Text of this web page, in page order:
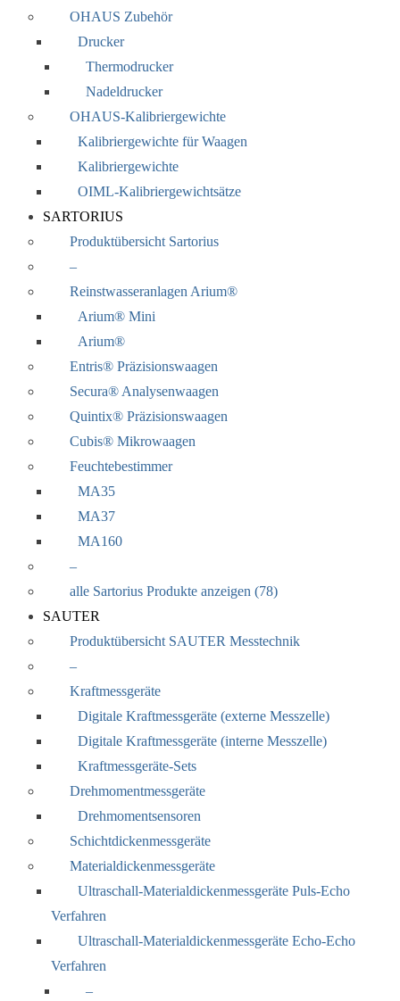
OHAUS Zubehör
Drucker
Thermodrucker
Nadeldrucker
OHAUS-Kalibriergewichte
Kalibriergewichte für Waagen
Kalibriergewichte
OIML-Kalibriergewichtsätze
SARTORIUS
Produktübersicht Sartorius
–
Reinstwasseranlagen Arium®
Arium® Mini
Arium®
Entris® Präzisionswaagen
Secura® Analysenwaagen
Quintix® Präzisionswaagen
Cubis® Mikrowaagen
Feuchtebestimmer
MA35
MA37
MA160
–
alle Sartorius Produkte anzeigen (78)
SAUTER
Produktübersicht SAUTER Messtechnik
–
Kraftmessgeräte
Digitale Kraftmessgeräte (externe Messzelle)
Digitale Kraftmessgeräte (interne Messzelle)
Kraftmessgeräte-Sets
Drehmomentmessgeräte
Drehmomentsensoren
Schichtdickenmessgeräte
Materialdickenmessgeräte
Ultraschall-Materialdickenmessgeräte Puls-Echo
Verfahren
Ultraschall-Materialdickenmessgeräte Echo-Echo
Verfahren
–